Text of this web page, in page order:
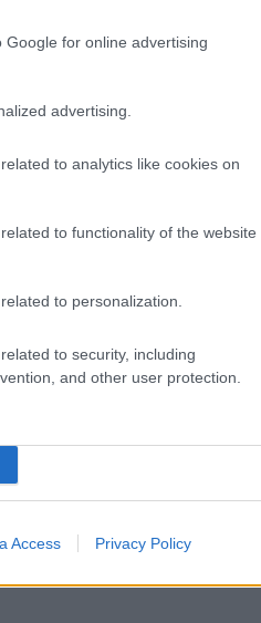
for online advertising
advertising.
to analytics like cookies on
to functionality of the website
to personalization.
to security, including
and other user protection.
Access Privacy Policy